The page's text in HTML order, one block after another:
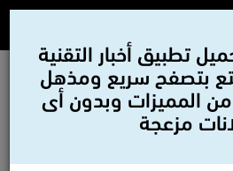
تطبيق أخبار التقنية
بتصفح سريع ومذهل
من المميزات وبدون أى
مزعجة